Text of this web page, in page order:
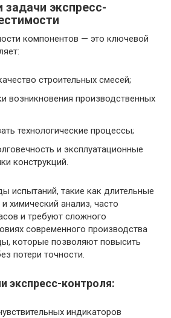
задачи экспресс-
компонентов — это ключевой
строительных смесей;
возникновения производственных
технологические процессы;
и эксплуатационные
конструкций.
испытаний, такие как длительные
химический анализ, часто
и требуют сложного
современного производства
которые позволяют повысить
потери точности.
экспресс-контроля:
индикаторов